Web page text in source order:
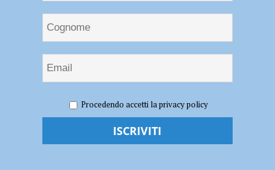
2024 di musica con l’Orchestra Farnesiana, eventi fino al 17 novembre
Novembre 2024 di musica con l’Orchestra
Procedendo accetti la privacy policy